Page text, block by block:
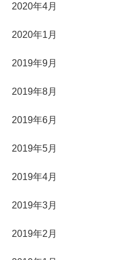
2020年4月
2020年1月
2019年9月
2019年8月
2019年6月
2019年5月
2019年4月
2019年3月
2019年2月